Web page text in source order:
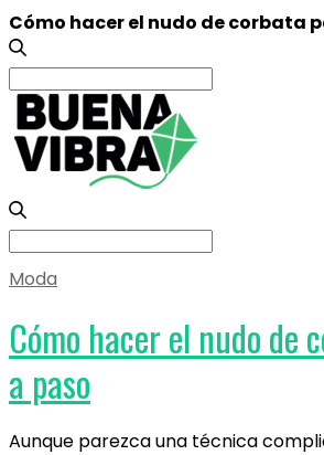
Cómo hacer el nudo de corbata
Search
for:
Search
Moda
Cómo hacer el nudo de
a paso
Aunque parezca una técnica